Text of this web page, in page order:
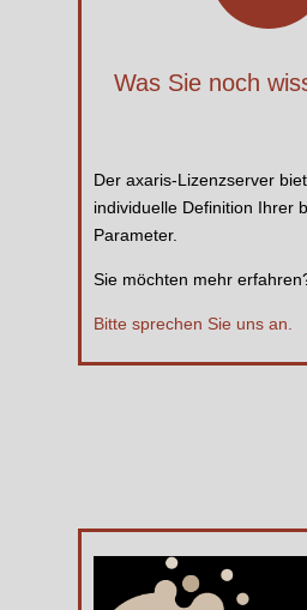
Was Sie noch
Der axaris-Lizenzserver
individuelle Definition Ihrer
Parameter.
Sie möchten mehr
Bitte sprechen Sie uns an.